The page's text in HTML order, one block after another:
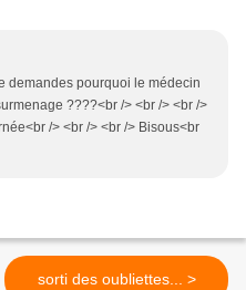
demandes pourquoi le médecin
????<br /> <br /> <br />
/> <br /> <br /> Bisous<br
sorti des oubliettes... >